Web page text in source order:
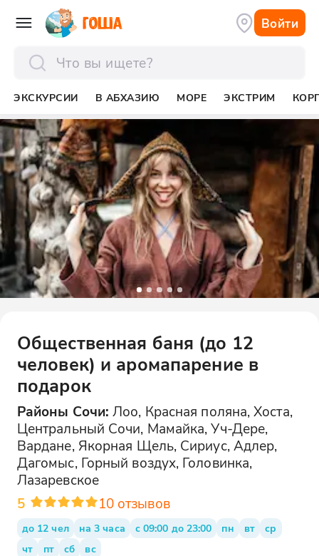
Войти
ЭКСКУРСИИ В АБХАЗИЮ МОРЕ ЭКСТРИМ
Общественная баня (до 12
человек) и аромапарение в
подарок
Районы Сочи: Лоо, Красная поляна, Хоста,
Центральный Сочи, Мамайка, Уч-Дере,
Вардане, Якорная Щель, Сириус, Адлер,
Дагомыс, Горный воздух, Головинка,
Лазаревское
5
10 отзывов
до 12 чел на 3 часа с 09:00 до 23:00 пн вт
ср
чт
пт сб вс